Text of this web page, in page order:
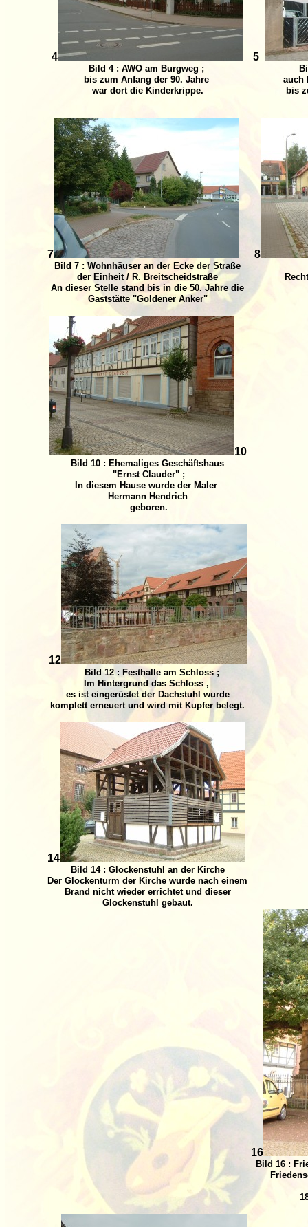
4 5
Bild 4 : AWO am Burgweg ;
bis zum Anfang der 90. Jahre
war dort die Kinderkrippe.
auch
bis
7 8
Bild 7 : Wohnhäuser an der Ecke der Straße
der Einheit / R. Breitscheidstraße
An dieser Stelle stand bis in die 50. Jahre die
Gaststätte "Goldener Anker"
10
Bild 10 : Ehemaliges Geschäftshaus
"Ernst Clauder" ;
In diesem Hause wurde der Maler
Hermann Hendrich
geboren.
12
Bild 12 : Festhalle am Schloss ;
Im Hintergrund das Schloss ,
es ist eingerüstet der Dachstuhl wurde
komplett erneuert und wird mit Kupfer belegt.
14
Bild 14 : Glockenstuhl an der Kirche
Der Glockenturm der Kirche wurde nach einem
Brand nicht wieder errichtet und dieser
Glockenstuhl gebaut.
16
Bild 16 :